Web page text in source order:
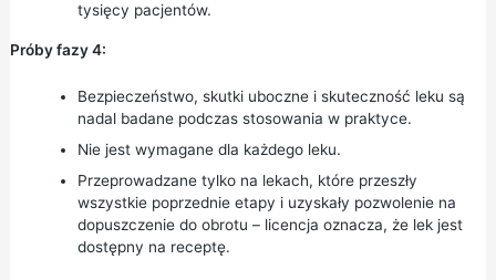
tysięcy pacjentów.
Próby fazy 4:
Bezpieczeństwo, skutki uboczne i skuteczność leku są
nadal badane podczas stosowania w praktyce.
Nie jest wymagane dla każdego leku.
Przeprowadzane tylko na lekach, które przeszły
wszystkie poprzednie etapy i uzyskały pozwolenie na
dopuszczenie do obrotu – licencja oznacza, że lek jest
dostępny na receptę.